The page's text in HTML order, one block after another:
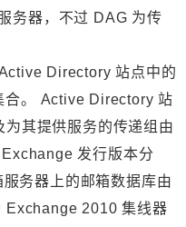
务器，不过 DAG 为传
Directory 站点中的
合。 Active Directory 站
其提供服务的传递组由
发行版本分
务器上的邮箱数据库由
2010 集线器